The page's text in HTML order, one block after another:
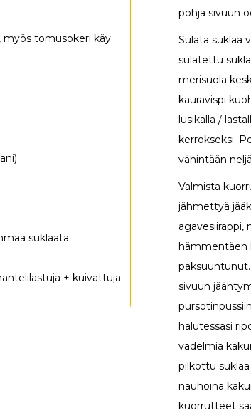
myös tomusokeri käy
suklaata
+ kuivattuja
pohja sivuun
Sulata suklaa
sulatettu
merisuola
kauravispi
lusikalla /
kerrokseksi.
vähintään
Valmista
jähmettyä
agavesiirappi,
hämmentäen
sivuun
halutessasi
vadelmia
pilkottu
nauhoina
kuorrutteet